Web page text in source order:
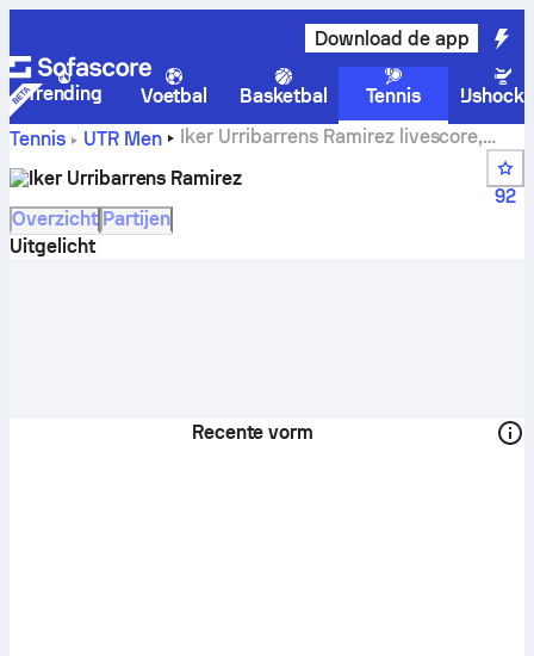
Download de app
Trending Voetbal Basketbal Tennis
Tennis
UTR Men
Iker Urribarrens Ramirez livescore,
Iker Urribarrens Ramirez
92
Overzicht Partijen
Uitgelicht
Recente vorm